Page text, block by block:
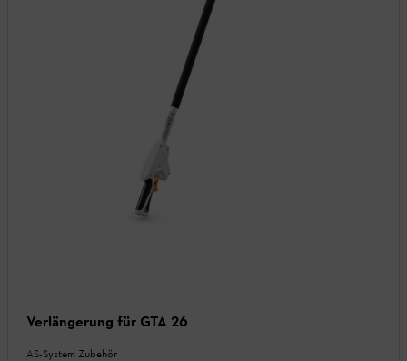
Verlängerung für GTA 26
AS-System Zubehör